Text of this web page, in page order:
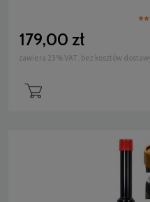
179,00 zł
zawiera 23% VAT, bez kosztów